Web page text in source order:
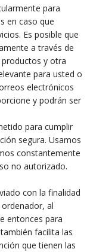
para
en caso que
Es posible que
a través de
y otra
para usted o
electrónicos
y podrán ser
para cumplir
segura. Usamos
constantemente
no autorizado.
con la finalidad
al
entonces para
facilita las
que tienen las